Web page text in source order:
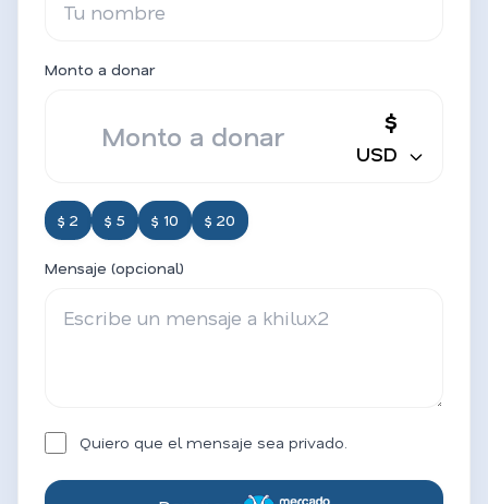
Monto a donar
$
USD
$ 2 $ 5 $ 10 $ 20
Mensaje (opcional)
Quiero que el mensaje sea privado.